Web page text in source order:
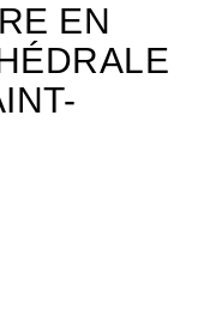
EN